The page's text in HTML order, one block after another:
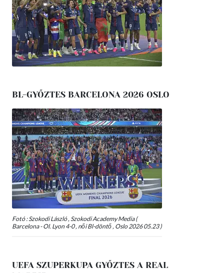
BL-GYŐZTES BARCELONA 2026 OSLO
Fotó : Szokodi László , Szokodi Academy Media (
Barcelona - Ol. Lyon 4-0 , női Bl-döntő , Oslo 2026 05.23 )
UEFA SZUPERKUPA GYŐZTES A REAL